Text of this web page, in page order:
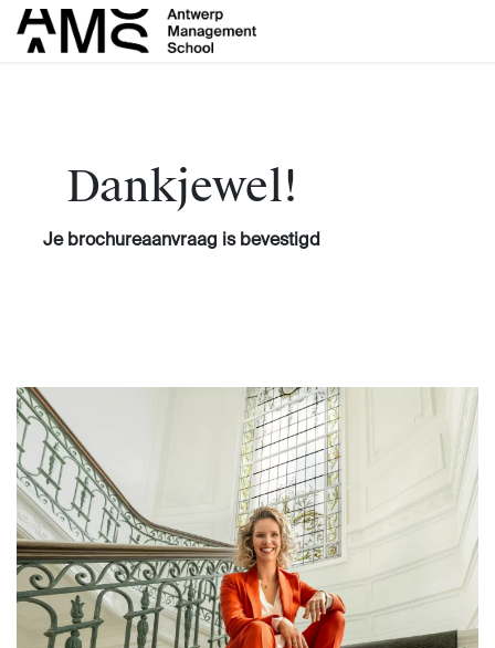
Overslaan naar inhoud
Dankjewel!
Je brochureaanvraag is bevestigd